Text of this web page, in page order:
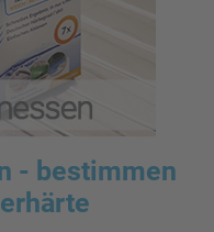
- bestimmen